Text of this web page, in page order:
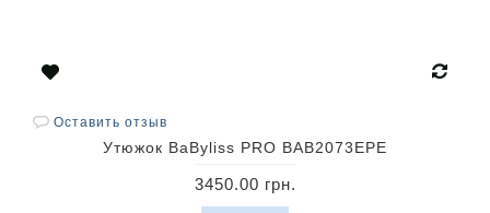
Оставить отзыв
Утюжок BaByliss PRO BAB2073EPE
3450.00 грн.